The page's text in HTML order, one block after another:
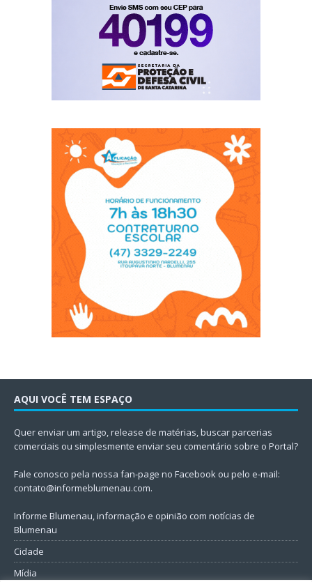
AQUI VOCÊ TEM ESPAÇO
Quer enviar um artigo, release de matérias, buscar parcerias
comerciais ou simplesmente enviar seu comentário sobre o Portal?
Fale conosco pela nossa fan-page no Facebook ou pelo e-mail:
contato@informeblumenau.com.
Informe Blumenau, informação e opinião com notícias de
Blumenau
Cidade
Mídia